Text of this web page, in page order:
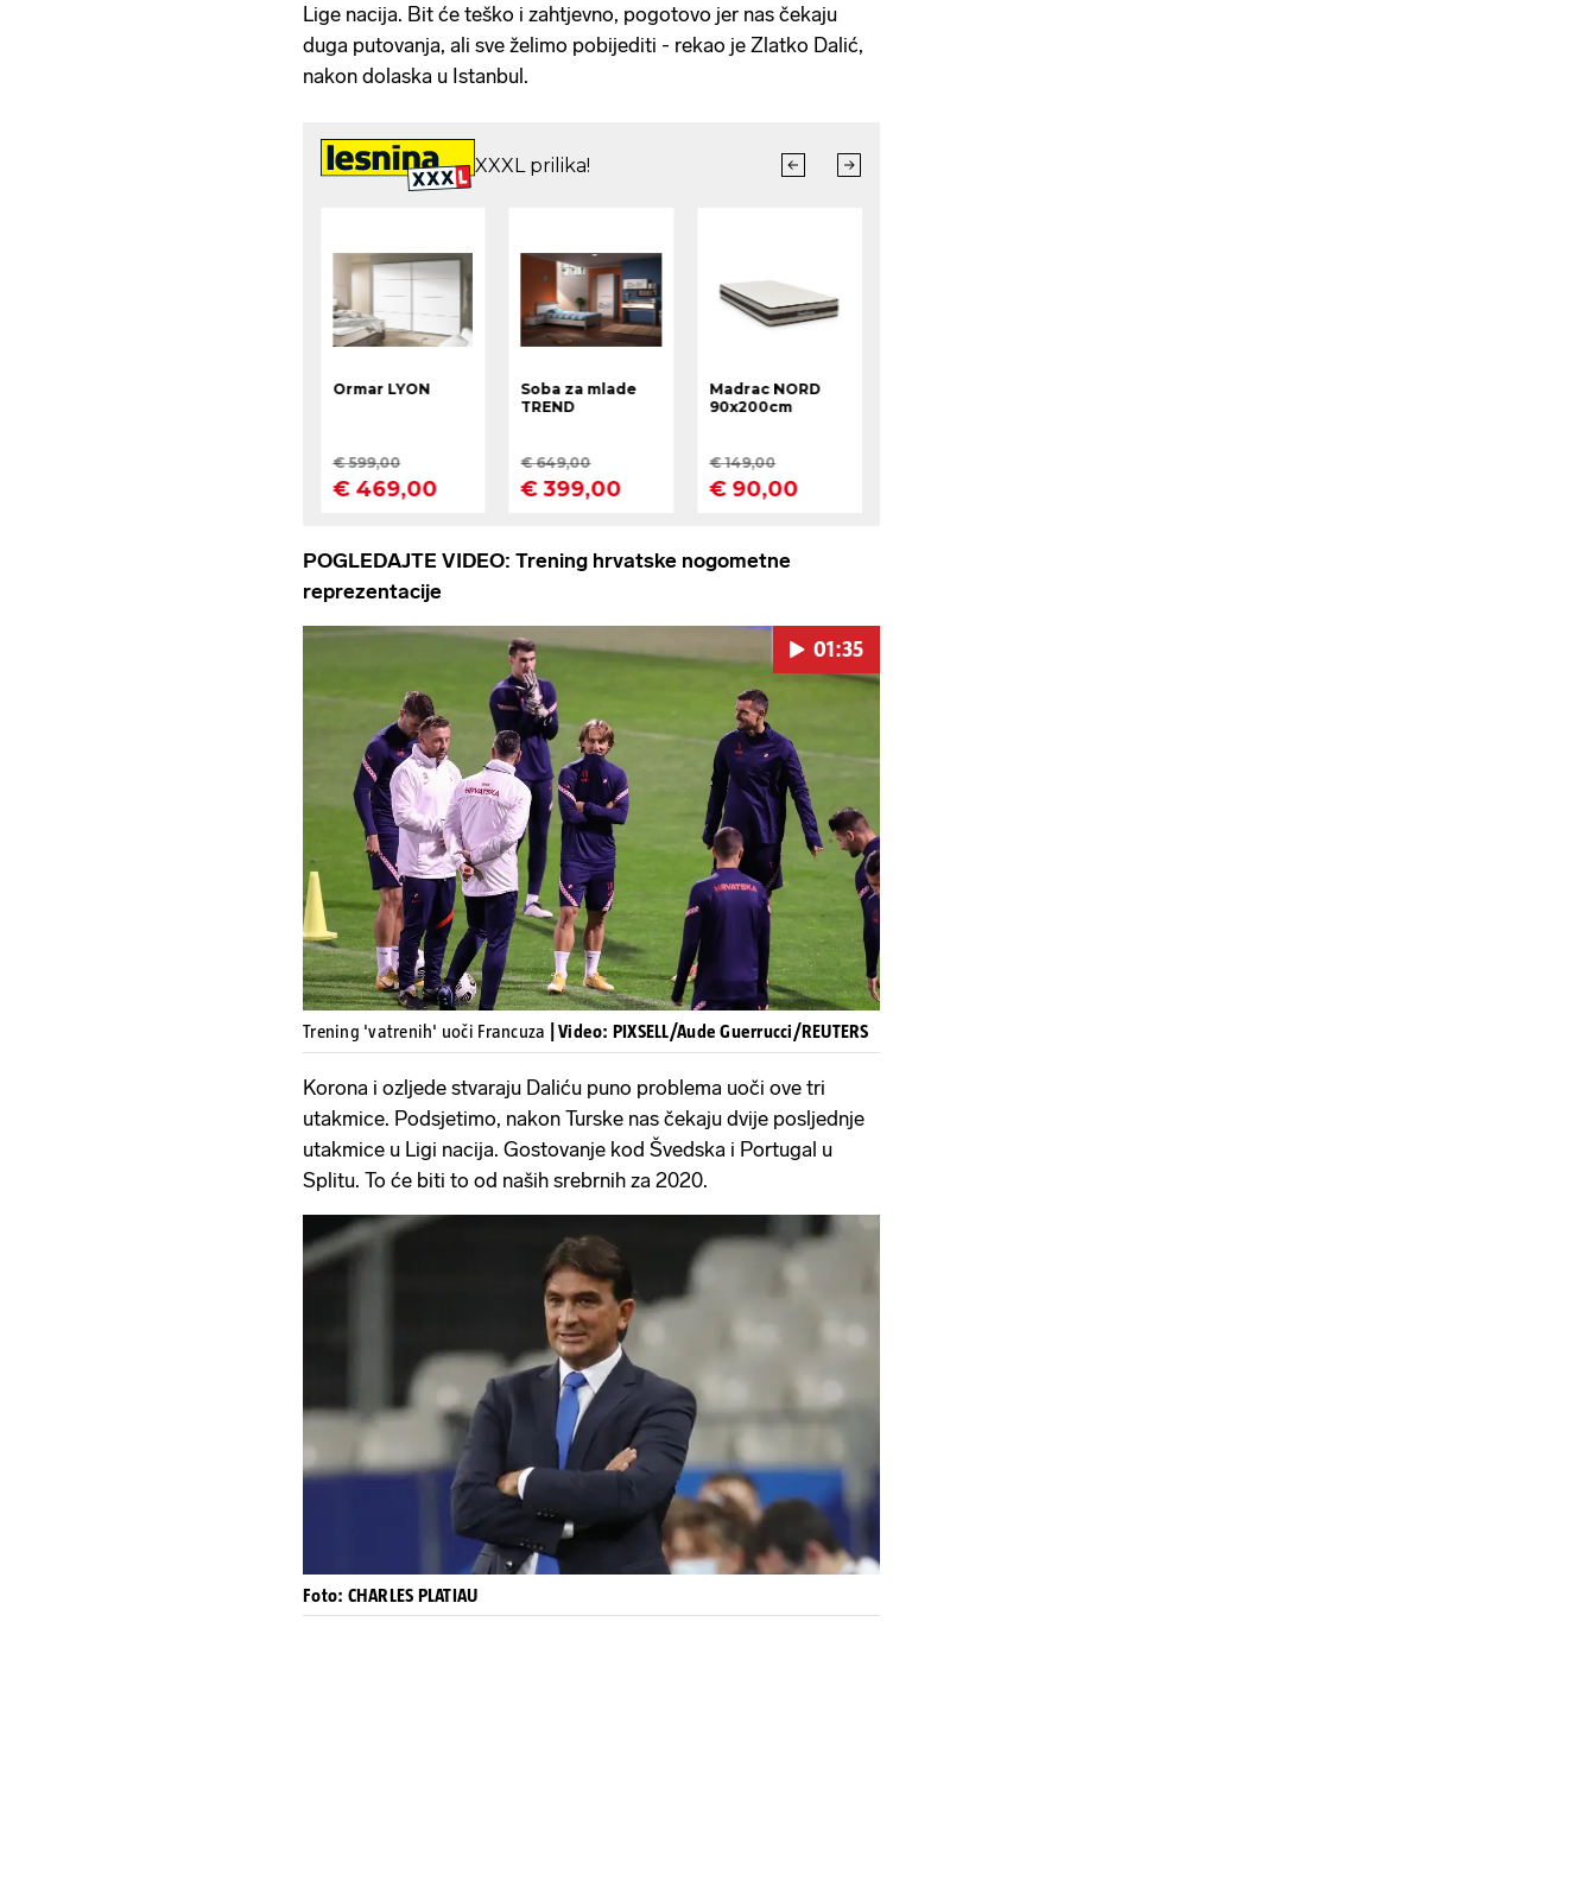
Lige nacija. Bit će teško i zahtjevno, pogotovo jer nas čekaju
duga putovanja, ali sve želimo pobijediti - rekao je Zlatko Dalić,
nakon dolaska u Istanbul.
POGLEDAJTE VIDEO: Trening hrvatske nogometne
reprezentacije
Pokretanje videa...
01:35
Trening 'vatrenih' uoči Francuza | Video: PIXSELL/Aude Guerrucci/REUTERS
Korona i ozljede stvaraju Daliću puno problema uoči ove tri
utakmice. Podsjetimo, nakon Turske nas čekaju dvije posljednje
utakmice u Ligi nacija. Gostovanje kod Švedska i Portugal u
Splitu. To će biti to od naših srebrnih za 2020.
Foto: CHARLES PLATIAU